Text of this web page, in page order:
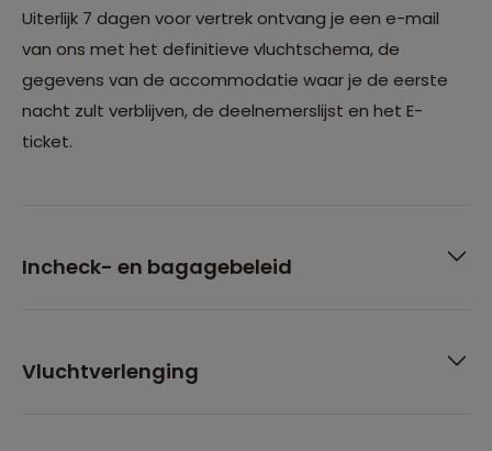
Uiterlijk 7 dagen voor vertrek ontvang je een e-mail
van ons met het definitieve vluchtschema, de
gegevens van de accommodatie waar je de eerste
nacht zult verblijven, de deelnemerslijst en het E-
ticket.
Incheck- en bagagebeleid
Vluchtverlenging